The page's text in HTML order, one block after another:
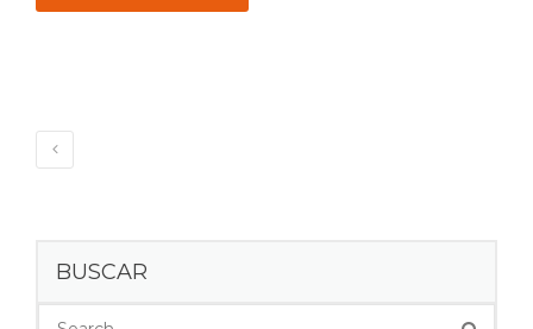
BUSCAR